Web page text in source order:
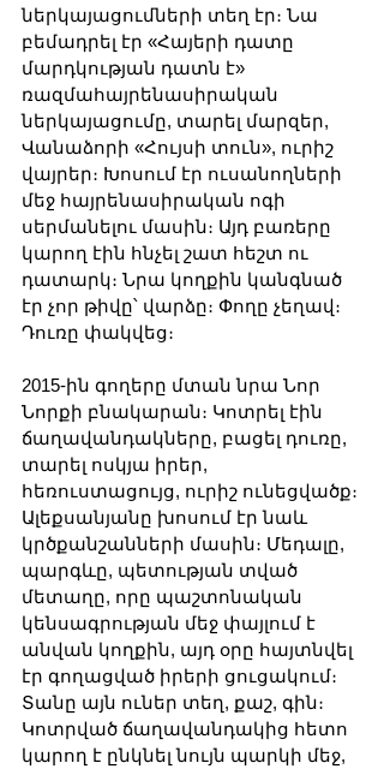
ներկայացումների տեղ էր։ Նա
բեմադրել էր «Հայերի դատը
մարդկության դատն է»
ռազմահայրենասիրական
ներկայացումը, տարել մարզեր,
Վանաձորի «Հույսի տուն», ուրիշ
վայրեր։ Խոսում էր ուսանողների
մեջ հայրենասիրական ոգի
սերմանելու մասին։ Այդ բառերը
կարող էին հնչել շատ հեշտ ու
դատարկ։ Նրա կողքին կանգնած
էր չոր թիվը՝ վարձը։ Փողը չեղավ։
Դուռը փակվեց։
2015-ին գողերը մտան նրա Նոր
Նորքի բնակարան։ Կոտրել էին
ճաղավանդակները, բացել դուռը,
տարել ոսկյա իրեր,
հեռուստացույց, ուրիշ ունեցվածք։
Ալեքսանյանը խոսում էր նաև
կրծքանշանների մասին։ Մեդալը,
պարգևը, պետության տված
մետաղը, որը պաշտոնական
կենսագրության մեջ փայլում է
անվան կողքին, այդ օրը հայտնվել
էր գողացված իրերի ցուցակում։
Տանը այն ուներ տեղ, քաշ, գին։
Կոտրված ճաղավանդակից հետո
կարող է ընկնել նույն պարկի մեջ,